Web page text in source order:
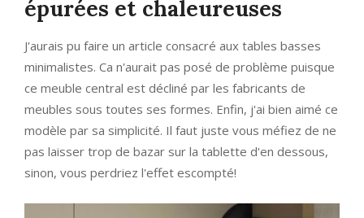
épurées et chaleureuses
J'aurais pu faire un article consacré aux tables basses
minimalistes. Ca n'aurait pas posé de problème puisque
ce meuble central est décliné par les fabricants de
meubles sous toutes ses formes. Enfin, j'ai bien aimé ce
modèle par sa simplicité. Il faut juste vous méfiez de ne
pas laisser trop de bazar sur la tablette d'en dessous,
sinon, vous perdriez l'effet escompté!